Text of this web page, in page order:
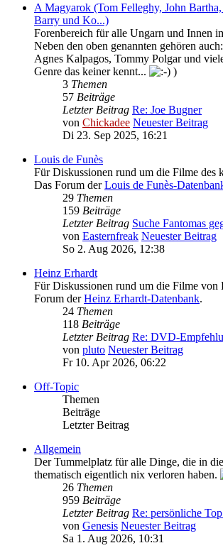
A Magyarok (Tom Felleghy, John
Barry und Ko...)
Forenbereich für alle Ungarn und Innen
Neben den oben genannten gehören
Agnes Kalpagos, Tommy Polgar und
Genre das keiner kennt...
)
3 Themen
57 Beiträge
Letzter Beitrag Re: Joe Bugner
von Chickadee Neuester Beitrag
Di 23. Sep 2025, 16:21
Louis de Funès
Für Diskussionen rund um die Filme des
Das Forum derLouis de Funès-
29 Themen
159 Beiträge
Letzter Beitrag Suche Fantomas
von Easternfreak Neuester Beitrag
So 2. Aug 2026, 12:38
Heinz Erhardt
Für Diskussionen rund um die Filme von
Forum derHeinz Erhardt-Datenbank.
24 Themen
118 Beiträge
Letzter Beitrag Re: DVD-
von pluto Neuester Beitrag
Fr 10. Apr 2026, 06:22
Off-Topic
Themen
Beiträge
Letzter Beitrag
Allgemein
Der Tummelplatz für alle Dinge, die in
thematisch eigentlich nix verloren haben.
26 Themen
959 Beiträge
Letzter Beitrag Re: persönliche
von Genesis Neuester Beitrag
Sa 1. Aug 2026, 10:31